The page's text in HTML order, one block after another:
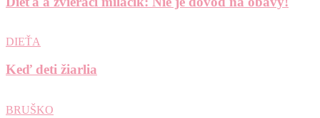
DIEŤA
Keď deti žiarlia
BRUŠKO